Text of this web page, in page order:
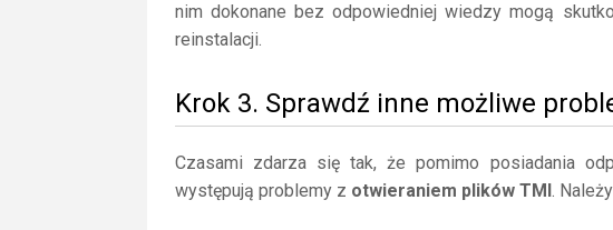
nim dokonane bez odpowiedniej wiedzy mogą
reinstalacji.
Krok 3. Sprawdź inne możliwe
Czasami zdarza się tak, że pomimo posiadania
występują problemy z otwieraniem plików TMI.